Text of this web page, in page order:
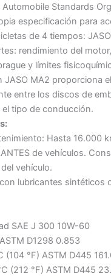
Automobile Standards
especificación para
de 4 tiempos:
rendimiento del
y límites
JASO MA2 proporciona
entre los discos de
el tipo de conducción.
Hasta 16.000
de vehículos.
vehículo.
lubricantes sintéticos
SAE J 300 10W-60
D1298 0.853
(104 °F) ASTM D445
(212 °F) ASTM D445